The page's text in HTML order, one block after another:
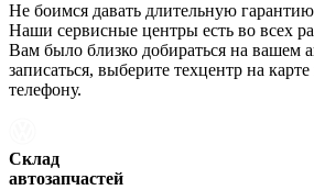
Не боимся давать длительную
Наши сервисные центры есть во всех
Вам было близко добираться на вашем
записаться, выберите техцентр на
телефону.
Склад
автозапчастей